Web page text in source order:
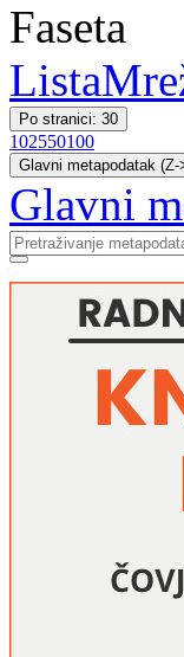
Faseta
Lista
Po stranici: 30
102550100
Glavni metapodatak (Z-
Glavni